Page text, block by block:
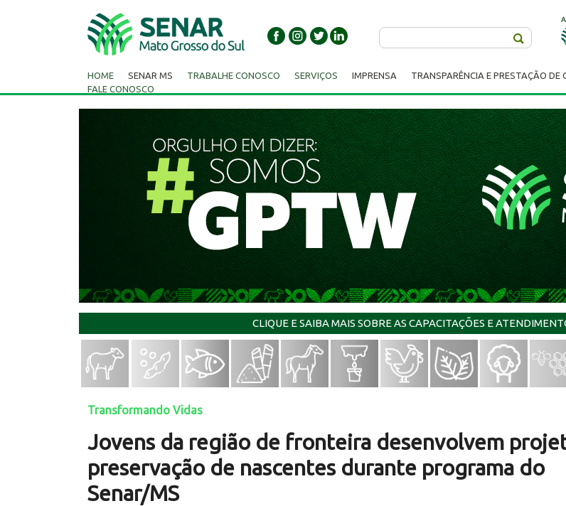
HOME SENAR MS TRABALHE CONOSCO SERVIÇOS IMPRENSA TRANSPARÊNCIA E PRESTAÇÃO DE
FALE CONOSCO
CLIQUE E SAIBA MAIS SOBRE AS CAPACITAÇÕES E
Transformando Vidas
Jovens da região de fronteira desenvolvem
preservação de nascentes durante programa do
Senar/MS